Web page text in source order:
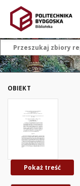
OBIEKT
Pokaż treść